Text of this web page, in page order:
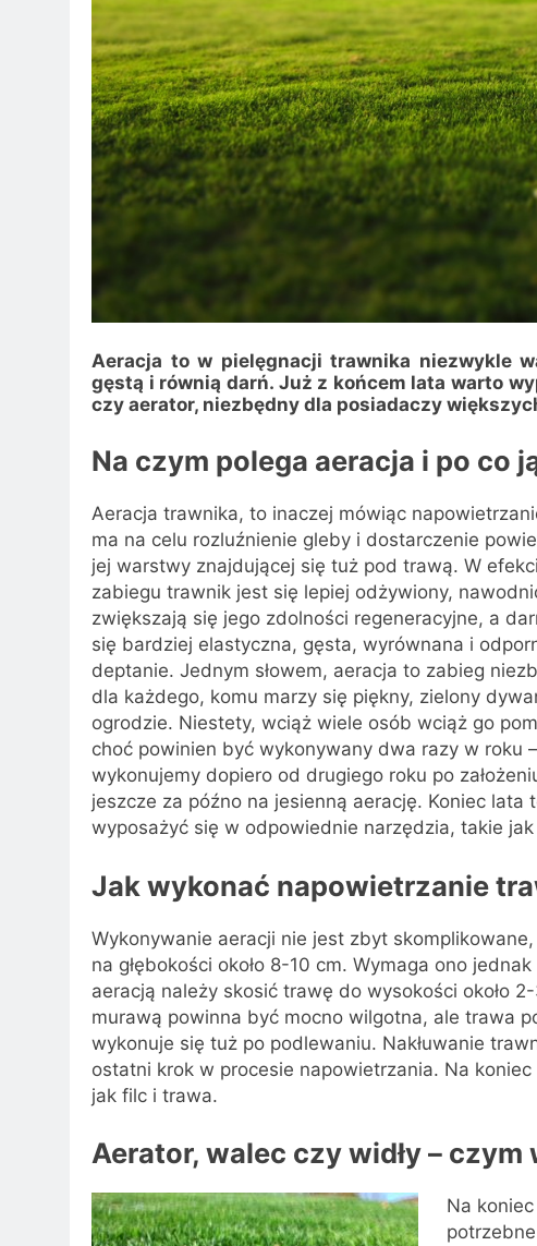
Aeracja to w pielęgnacji trawnika niezwykle
gęstą i równią darń. Już z końcem lata warto
czy aerator, niezbędny dla posiadaczy
Na czym polega aeracja i po co
Aeracja trawnika, to inaczej mówiąc
ma na celu rozluźnienie gleby i dostarczenie
jej warstwy znajdującej się tuż pod trawą. W
zabiegu trawnik jest się lepiej odżywiony,
zwiększają się jego zdolności regeneracyjne, a
się bardziej elastyczna, gęsta, wyrównana i
deptanie. Jednym słowem, aeracja to zabieg
dla każdego, komu marzy się piękny, zielony
ogrodzie. Niestety, wciąż wiele osób wciąż go
choć powinien być wykonywany dwa razy w roku
wykonujemy dopiero od drugiego roku po
jeszcze za późno na jesienną aerację. Koniec
wyposażyć się w odpowiednie narzędzia, takie
Jak wykonać napowietrzanie
Wykonywanie aeracji nie jest zbyt
na głębokości około 8-10 cm. Wymaga ono
aeracją należy skosić trawę do wysokości około
murawą powinna być mocno wilgotna, ale trawa
wykonuje się tuż po podlewaniu. Nakłuwanie
ostatni krok w procesie napowietrzania. Na
jak filc i trawa.
Aerator, walec czy widły –
Na